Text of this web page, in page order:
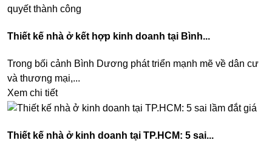
Thiết kế nhà ở kết hợp kinh doanh tại Bình...
Trong bối cảnh Bình Dương phát triển mạnh mẽ về dân cư
và thương mại,...
Xem chi tiết
Thiết kế nhà ở kinh doanh tại TP.HCM: 5 sai...